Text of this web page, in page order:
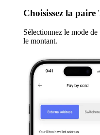
Choisissez la paire
Sélectionnez le mode
le montant.